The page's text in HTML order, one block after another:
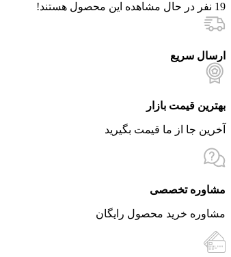
19 نفر در حال مشاهده این محصول هستند!
ارسال سریع
بهترین قیمت بازار
آخرین جا از ما قیمت بگیرید
مشاوره تخصصی
مشاوره خرید محصول رایگان